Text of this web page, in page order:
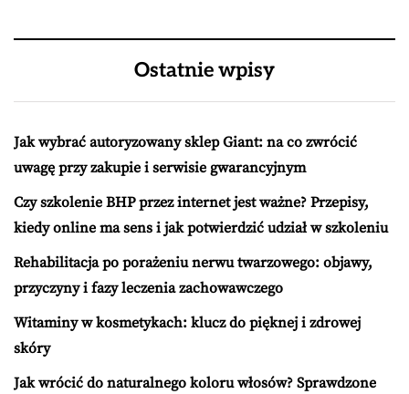
Ostatnie wpisy
Jak wybrać autoryzowany sklep Giant: na co zwrócić
uwagę przy zakupie i serwisie gwarancyjnym
Czy szkolenie BHP przez internet jest ważne? Przepisy,
kiedy online ma sens i jak potwierdzić udział w szkoleniu
Rehabilitacja po porażeniu nerwu twarzowego: objawy,
przyczyny i fazy leczenia zachowawczego
Witaminy w kosmetykach: klucz do pięknej i zdrowej
skóry
Jak wrócić do naturalnego koloru włosów? Sprawdzone